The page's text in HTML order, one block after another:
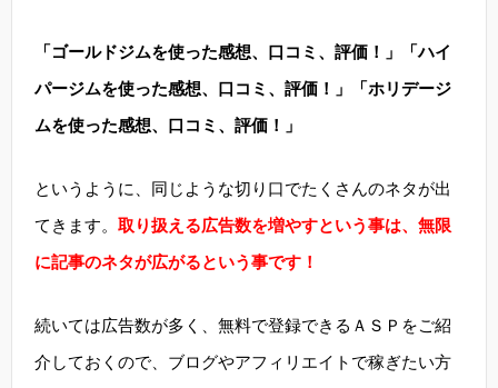
「ゴールドジムを使った感想、口コミ、評価！」「ハイ
パージムを使った感想、口コミ、評価！」「ホリデージ
ムを使った感想、口コミ、評価！」
というように、同じような切り口でたくさんのネタが出
てきます。 取り扱える広告数を増やすという事は、無限
に記事のネタが広がるという事です！
続いては広告数が多く、無料で登録できるＡＳＰをご紹
介しておくので、ブログやアフィリエイトで稼ぎたい方